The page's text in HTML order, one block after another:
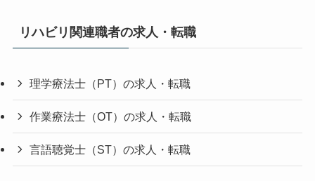
リハビリ関連職者の求人・転職
理学療法士（PT）の求人・転職
作業療法士（OT）の求人・転職
言語聴覚士（ST）の求人・転職